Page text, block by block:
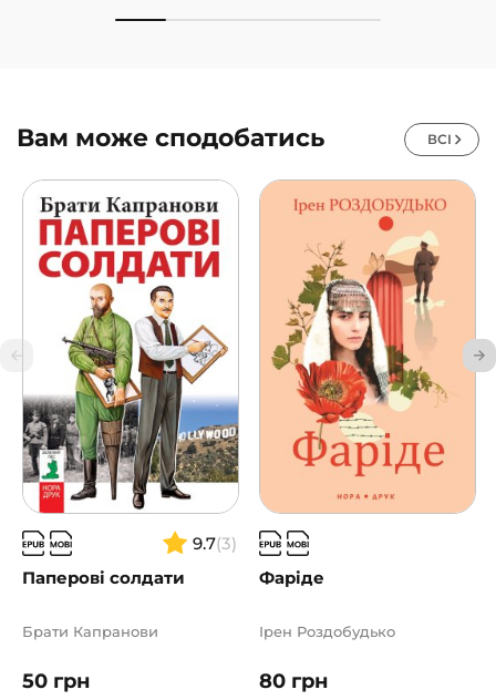
Вам може сподобатись ВСІ
9.7(3)
Паперові солдати
50 грн
Брати Капранови
Фаріде
80 грн
Ірен Роздобудько